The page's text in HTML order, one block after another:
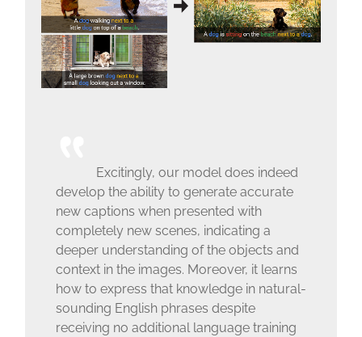
Excitingly, our model does indeed
develop the ability to generate accurate
new captions when presented with
completely new scenes, indicating a
deeper understanding of the objects and
context in the images. Moreover, it learns
how to express that knowledge in natural-
sounding English phrases despite
receiving no additional language training